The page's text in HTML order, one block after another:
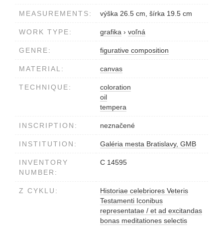
MEASUREMENTS: výška 26.5 cm, šírka 19.5 cm
WORK TYPE: grafika › voľná
GENRE: figurative composition
MATERIAL: canvas
TECHNIQUE:
coloration
oil
tempera
INSCRIPTION: neznačené
INSTITUTION: Galéria mesta Bratislavy, GMB
INVENTORY
NUMBER:
C 14595
Z CYKLU:
Historiae celebriores Veteris
Testamenti Iconibus
representatae / et ad excitandas
bonas meditationes selectis